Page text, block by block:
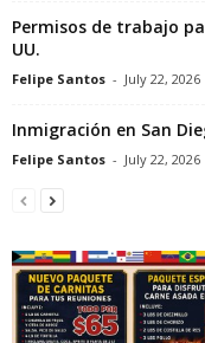
Permisos de trabajo
UU.
Felipe Santos - July 22, 2026
Inmigración en San
Felipe Santos - July 22, 2026